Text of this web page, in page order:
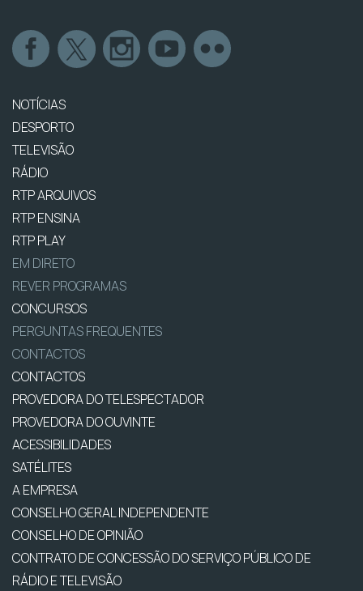
NOTÍCIAS
DESPORTO
TELEVISÃO
RÁDIO
RTP ARQUIVOS
RTP ENSINA
RTP PLAY
EM DIRETO
REVER PROGRAMAS
CONCURSOS
PERGUNTAS FREQUENTES
CONTACTOS
CONTACTOS
PROVEDORA DO TELESPECTADOR
PROVEDORA DO OUVINTE
ACESSIBILIDADES
SATÉLITES
A EMPRESA
CONSELHO GERAL INDEPENDENTE
CONSELHO DE OPINIÃO
CONTRATO DE CONCESSÃO DO SERVIÇO PÚBLICO DE
RÁDIO E TELEVISÃO